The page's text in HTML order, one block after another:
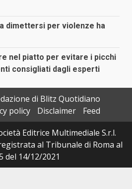
dimettersi per violenze ha
nel piatto per evitare i picchi
consigliati dagli esperti
di Blitz Quotidiano
policy Disclaimer
Feed
Editrice Multimediale S.r.l.
al Tribunale di Roma al
del 14/12/2021